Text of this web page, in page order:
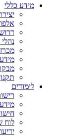
מידע כללי
לימודים
לוח